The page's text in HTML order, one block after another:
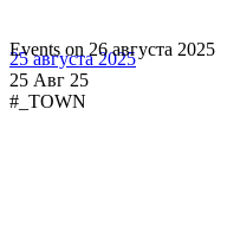
25 августа 2025
25 Авг 25
#_TOWN
Events on 26 августа 2025